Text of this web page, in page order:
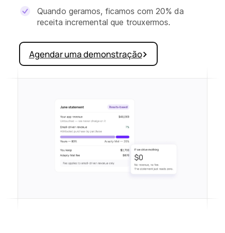
Quando geramos, ficamos com 20% da
receita incremental que trouxermos.
Agendar uma demonstração